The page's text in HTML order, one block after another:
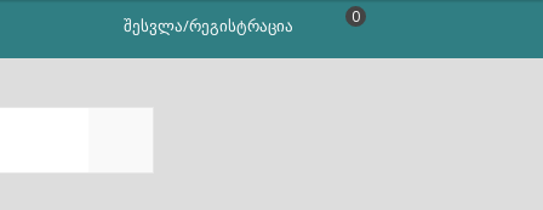
შესვლა/რეგისტრაცია 0